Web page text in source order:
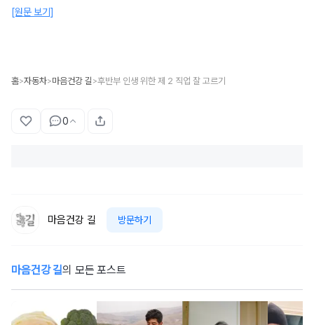
[원문 보기]
홈>자동차>마음건강 길 >후반부 인생 위한 제 2 직업 잘 고르기
0
마음건강 길 방문하기
마음건강 길의 모든 포스트